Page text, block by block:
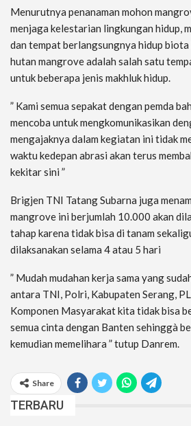
Menurutnya penanaman mohon
menjaga kelestarian lingkungan hidup,
dan tempat berlangsungnya hidup biota
hutan mangrove adalah salah satu
untuk beberapa jenis makhluk hidup.
” Kami semua sepakat dengan pemda
mencoba untuk mengkomunikasikan
mengajaknya dalam kegiatan ini tidak
waktu kedepan abrasi akan terus
kekitar sini ”
Brigjen TNI Tatang Subarna juga
mangrove ini berjumlah 10.000 akan
tahap karena tidak bisa di tanam
dilaksanakan selama 4 atau 5 hari
” Mudah mudahan kerja sama yang
antara TNI, Polri, Kabupaten Serang,
Komponen Masyarakat kita tidak bisa
semua cinta dengan Banten sehinggà
kemudian memelihara ” tutup Danrem.
Share
TERBARU